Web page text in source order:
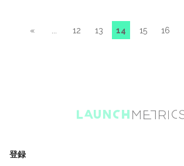
« 12 13 14 15 16
登録